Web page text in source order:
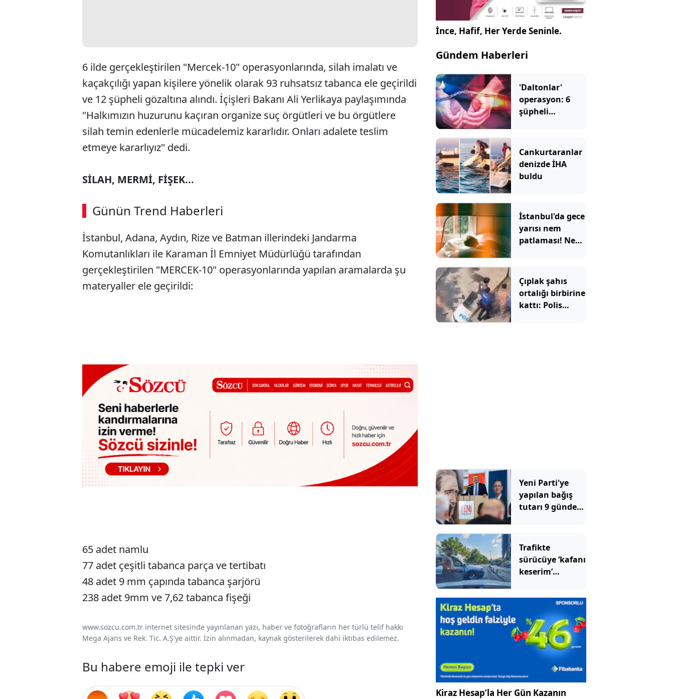
6 ilde gerçekleştirilen "Mercek-10" operasyonlarında, silah imalatı ve
kaçakçılığı yapan kişilere yönelik olarak 93 ruhsatsız tabanca ele geçirildi
ve 12 şüpheli gözaltına alındı. İçişleri Bakanı Ali Yerlikaya paylaşımında
"Halkımızın huzurunu kaçıran organize suç örgütleri ve bu örgütlere
silah temin edenlerle mücadelemiz kararlıdır. Onları adalete teslim
etmeye kararlıyız" dedi.
SİLAH, MERMİ, FİŞEK...
Günün Trend Haberleri
İstanbul, Adana, Aydın, Rize ve Batman illerindeki Jandarma
Komutanlıkları ile Karaman İl Emniyet Müdürlüğü tarafından
gerçekleştirilen "MERCEK-10" operasyonlarında yapılan aramalarda şu
materyaller ele geçirildi:
65 adet namlu
77 adet çeşitli tabanca parça ve tertibatı
48 adet 9 mm çapında tabanca şarjörü
238 adet 9mm ve 7,62 tabanca fişeği
www.sozcu.com.tr internet sitesinde yayınlanan yazı, haber ve fotoğrafların her türlü telif hakkı
Mega Ajans ve Rek. Tic. A.Ş'ye aittir. İzin alınmadan, kaynak gösterilerek dahi iktibas edilemez.
Bu habere emoji ile tepki ver
İnce, Hafif, Her Yerde Seninle.
Gündem Haberleri
'Daltonlar'
operasyon: 6
şüpheli
Cankurtaranlar
denizde İHA
buldu
İstanbul'da gece
yarısı nem
patlaması! Nem
Çıplak şahıs
ortalığı birbirine
kattı: Polis
Yeni Parti'ye
yapılan bağış
tutarı 9 günde
Trafikte
sürücüye ‘kafanı
keserim’
belli oldu
Kiraz Hesap’la Her Gün Kazanın